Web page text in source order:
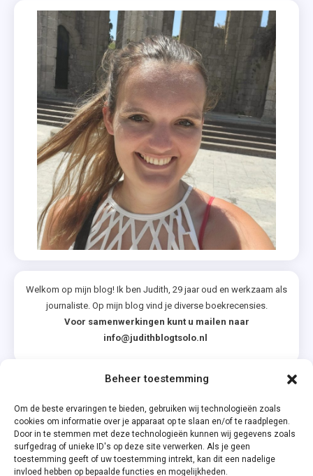
Beheer toestemming
Om de beste ervaringen te bieden, gebruiken wij technologieën zoals
cookies om informatie over je apparaat op te slaan en/of te raadplegen.
Door in te stemmen met deze technologieën kunnen wij gegevens zoals
surfgedrag of unieke ID's op deze site verwerken. Als je geen
toestemming geeft of uw toestemming intrekt, kan dit een nadelige
invloed hebben op bepaalde functies en mogelijkheden.
Welkom op mijn blog! Ik ben Judith, 29 jaar oud en werkzaam als
journaliste. Op mijn blog vind je diverse boekrecensies.
Voor samenwerkingen kunt u mailen naar
info@judithblogtsolo.nl